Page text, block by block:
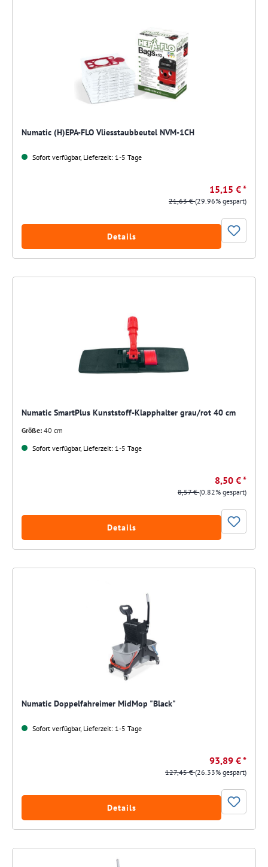
Numatic (H)EPA-FLO Vliesstaubbeutel NVM-1CH
Sofort verfügbar, Lieferzeit: 1-5 Tage
15,15 € *
21,63 €(29.96% gespart)
Details
Numatic SmartPlus Kunststoff-Klapphalter grau/rot 40 cm
Größe: 40 cm
Sofort verfügbar, Lieferzeit: 1-5 Tage
8,50 € *
8,57 €(0.82% gespart)
Details
Numatic Doppelfahreimer MidMop "Black"
Sofort verfügbar, Lieferzeit: 1-5 Tage
93,89 € *
127,45 €(26.33% gespart)
Details